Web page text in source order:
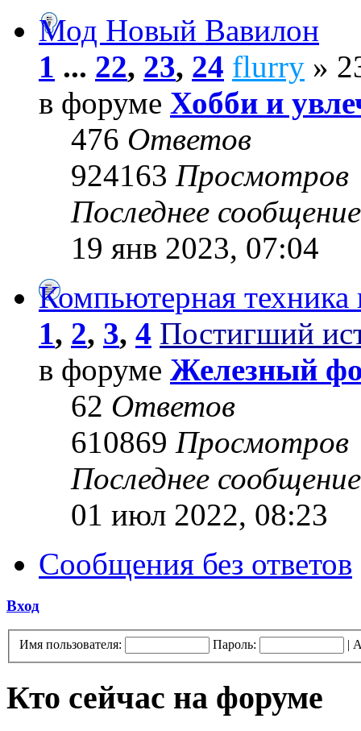
Мод Новый Вавилон
1 ... 22, 23, 24 flurry »
в форуме Хобби и
476 Ответов
924163 Просмотров
Последнее
19 янв 2023, 07:04
Компьютерная
1, 2, 3, 4 Постигший
в форуме Железный
62 Ответов
610869 Просмотров
Последнее
01 июл 2022, 08:23
Сообщения без ответов
Вход
Имя пользователя: Пароль: |
Кто сейчас на форуме